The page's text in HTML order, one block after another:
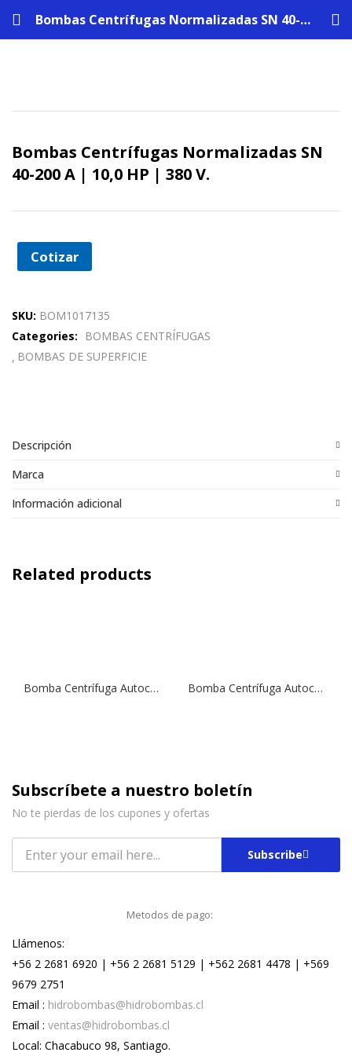
Bombas Centrífugas Normalizadas SN 40-200 A | 10,0 HP | 380 V.
Bombas Centrífugas Normalizadas SN
40-200 A | 10,0 HP | 380 V.
Cotizar
SKU: BOM1017135
Categories:
BOMBAS CENTRÍFUGAS
BOMBAS DE SUPERFICIE
Descripción
Marca
Información adicional
Related products
Bomba Centrífuga Autocebante Tipo Jet NGLM 4/110 | 1,0 HP | 220 V. Bomba Centrífuga Autocebante NGXM 6/18 | 2,0 HP | 220 V.
Subscríbete a nuestro boletín
No te pierdas de los cupones y ofertas
Subscribe
Metodos de pago:
Llámenos:
+56 2 2681 6920 | +56 2 2681 5129 | +562 2681 4478 | +569
9679 2751
Email : hidrobombas@hidrobombas.cl
Email : ventas@hidrobombas.cl
Local: Chacabuco 98, Santiago.